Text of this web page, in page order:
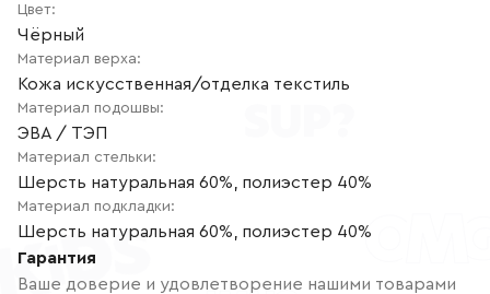
Цвет:
Чёрный
Материал верха:
Кожа искусственная/отделка текстиль
Материал подошвы:
ЭВА / ТЭП
Материал стельки:
Шерсть натуральная 60%, полиэстер 40%
Материал подкладки:
Шерсть натуральная 60%, полиэстер 40%
Гарантия
Ваше доверие и удовлетворение нашими товарами